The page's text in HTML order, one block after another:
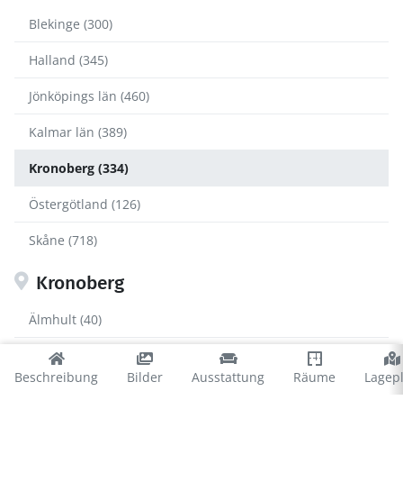
Beschreibung Bilder Ausstattung Räume
Blekinge (300)
Halland (345)
Jönköpings län (460)
Kalmar län (389)
Kronoberg (334)
Östergötland (126)
Skåne (718)
Kronoberg
Älmhult (40)
Alvesta (25)